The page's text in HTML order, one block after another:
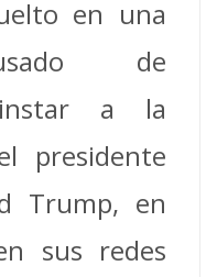
en una
de
instar a la
presidente
Trump, en
sus redes